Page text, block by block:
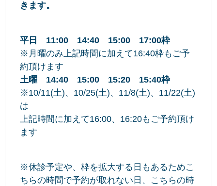
きます。
平日
11:00 14:40 15:00 17:00枠
※月曜のみ上記時間に加えて16:40枠もご予
約頂けます
土曜 14:40 15:00 15:20 15:40枠
※10/11(土)、10/25(土)、11/8(土)、11/22(土)
は
上記時間に加えて16:00、16:20もご予約頂け
ます
※休診予定や、枠を拡大する日もあるためこ
ちらの時間で予約が取れない日、こちらの時